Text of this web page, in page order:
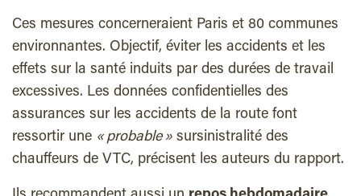
Ces mesures concerneraient Paris et 80 communes
environnantes. Objectif, éviter les accidents et les
effets sur la santé induits par des durées de travail
excessives. Les données confidentielles des
assurances sur les accidents de la route font
ressortir une « probable » sursinistralité des
chauffeurs de VTC, précisent les auteurs du rapport.